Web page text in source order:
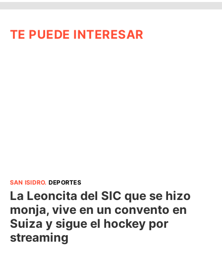
TE PUEDE INTERESAR
SAN ISIDRO. DEPORTES
La Leoncita del SIC que se hizo
monja, vive en un convento en
Suiza y sigue el hockey por
streaming